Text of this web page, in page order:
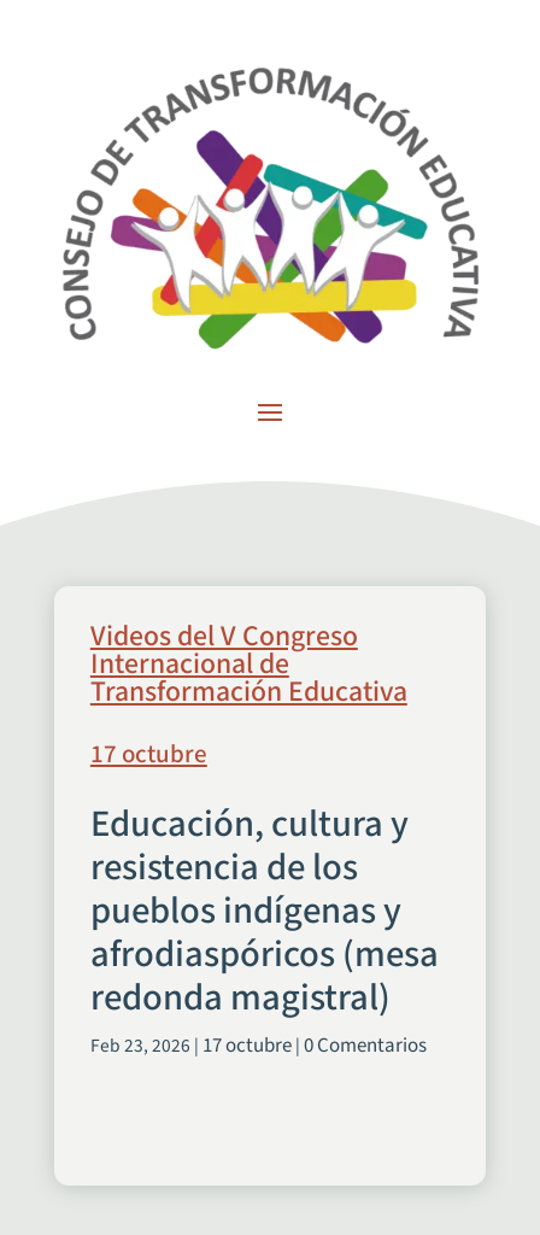
Videos del V Congreso
Internacional de
Transformación Educativa
17 octubre
Educación, cultura y
resistencia de los
pueblos indígenas y
afrodiaspóricos (mesa
redonda magistral)
Feb 23, 2026 | 17 octubre| 0 Comentarios